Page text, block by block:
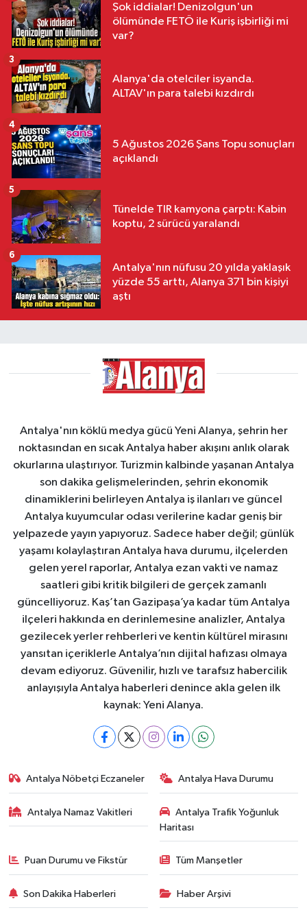
Şok iddialar! Denizolgun'un
ölümünde FETÖ ile Kuriş işbirliği mi
var?
Alanya'da otelciler isyanda.
ALTAV'ın para talebi kızdırdı
3
5 Ağustos 2026 Şans Topu sonuçları
açıklandı
4
Tünelde TIR kamyona çarptı: Kabin
koptu, 2 sürücü yaralandı
5
Antalya'nın nüfusu 20 yılda yaklaşık
yüzde 55 arttı, Alanya 371 bin kişiyi
aştı
6
Antalya'nın köklü medya gücü Yeni Alanya, şehrin her
noktasından en sıcak Antalya haber akışını anlık olarak
okurlarına ulaştırıyor. Turizmin kalbinde yaşanan Antalya
son dakika gelişmelerinden, şehrin ekonomik
dinamiklerini belirleyen Antalya iş ilanları ve güncel
Antalya kuyumcular odası verilerine kadar geniş bir
yelpazede yayın yapıyoruz. Sadece haber değil; günlük
yaşamı kolaylaştıran Antalya hava durumu, ilçelerden
gelen yerel raporlar, Antalya ezan vakti ve namaz
saatleri gibi kritik bilgileri de gerçek zamanlı
güncelliyoruz. Kaş’tan Gazipaşa’ya kadar tüm Antalya
ilçeleri hakkında en derinlemesine analizler, Antalya
gezilecek yerler rehberleri ve kentin kültürel mirasını
yansıtan içeriklerle Antalya’nın dijital hafızası olmaya
devam ediyoruz. Güvenilir, hızlı ve tarafsız habercilik
anlayışıyla Antalya haberleri denince akla gelen ilk
kaynak: Yeni Alanya.
Antalya Nöbetçi Eczaneler Antalya Hava Durumu
Antalya Namaz Vakitleri
Antalya Trafik Yoğunluk
Haritası
Puan Durumu ve Fikstür Tüm Manşetler
Son Dakika Haberleri Haber Arşivi